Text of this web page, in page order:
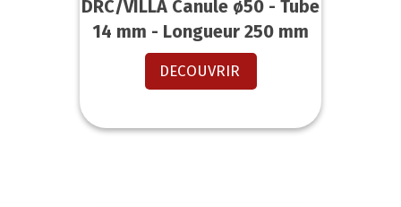
DRC/VILLA Canule ø50 - Tube
14 mm - Longueur 250 mm
DECOUVRIR